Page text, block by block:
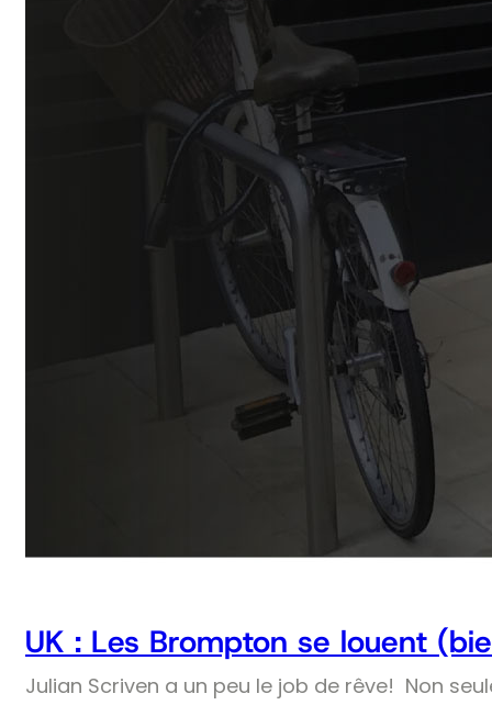
UK : Les Brompton se louent
Julian Scriven a un peu le job de rêve! Non